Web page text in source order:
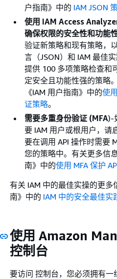
户指南》 中的 IAM JSON
使用 IAM Access
确保权限的安全性和功能
验证新策略和现有策略，
言（JSON）和 IAM 最佳
提供 100 多项策略检查和
定安全且功能性强的策略
《IAM 用户指南》 中的使
证策略。
需要多重身份验证 (MFA)-
要 IAM 用户或根用户，请
要在调用 API 操作时需要
您的策略中。有关更多信
南》 中的使用 MFA 保护
有关 IAM 中的最佳实操的更多
南》 中的 IAM 中的安全最佳实
使用 Amazon
控制台
要访问 控制台，您必须拥有